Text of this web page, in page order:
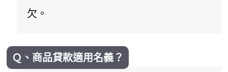
欠。
Ｑ、商品貸款適用名義？